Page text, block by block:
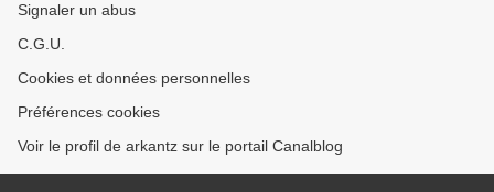
Signaler un abus
C.G.U.
Cookies et données personnelles
Préférences cookies
Voir le profil de arkantz sur le portail Canalblog